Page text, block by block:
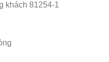
khách 81254-1